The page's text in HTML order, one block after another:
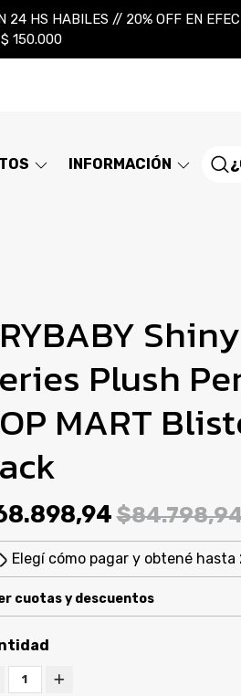
HS HABILES // 20% OFF EN
$ 150.000
INFORMACIÓN
Plush
MART
Elegí cómo pagar y obtené hasta
cuotas y descuentos
1